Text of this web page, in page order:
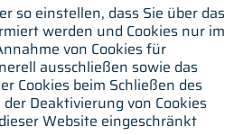
so einstellen, dass Sie über das
werden und Cookies nur im
von Cookies für
ausschließen sowie das
Cookies beim Schließen des
Deaktivierung von Cookies
Website eingeschränkt